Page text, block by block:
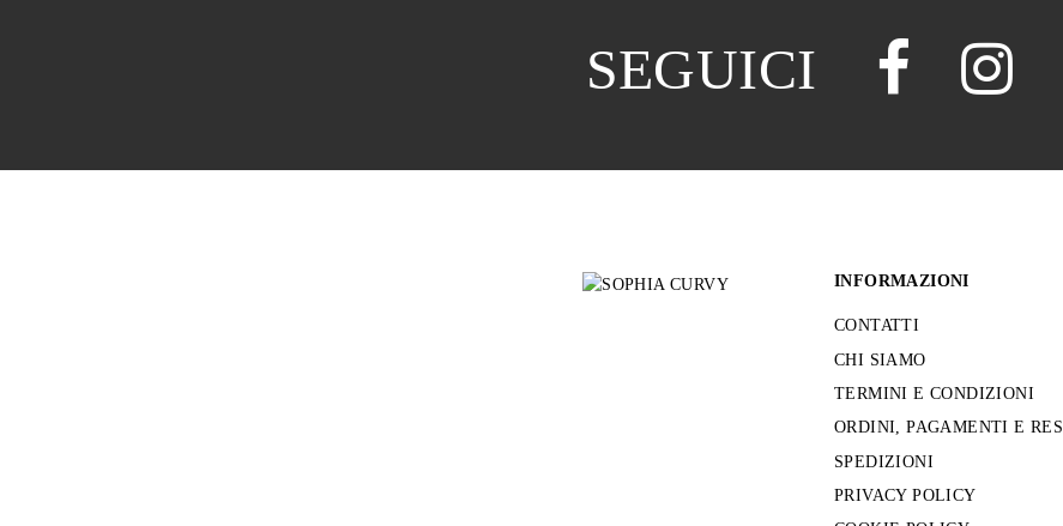
SEGUICI
INFORMAZIONI
CONTATTI
CHI SIAMO
TERMINI E CONDIZIONI
ORDINI, PAGAMENTI E
SPEDIZIONI
PRIVACY POLICY